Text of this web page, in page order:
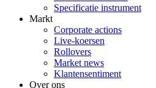
Specificatie instrument
Markt
Corporate actions
Live-koersen
Rollovers
Market news
Klantensentiment
Over ons